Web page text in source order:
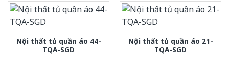
Nội thất tủ quần áo 44-
TQA-SGD
Nội thất tủ quần áo 21-
TQA-SGD